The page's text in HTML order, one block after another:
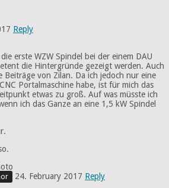
Reply
erste WZW Spindel bei der einem DAU
die Hintergründe gezeigt werden. Auch
Beiträge von Zilan. Da ich jedoch nur eine
Portalmaschine habe, ist für mich das
etwas zu groß. Auf was müsste ich
ich das Ganze an eine 1,5 kW Spindel
24. February 2017 Reply